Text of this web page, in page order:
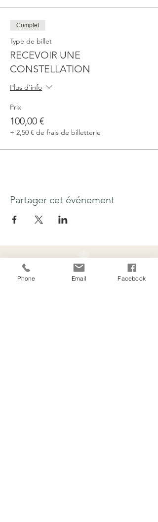
Complet
Type de billet
RECEVOIR UNE
CONSTELLATION
Plus d'info
Prix
100,00 €
+ 2,50 € de frais de billetterie
Partager cet événement
Phone Email Facebook